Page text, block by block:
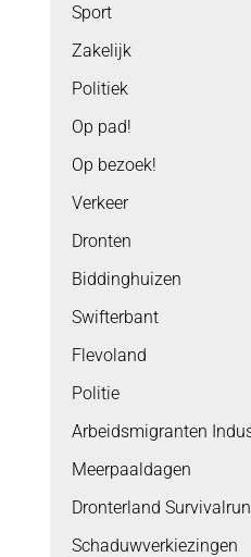
Sport
Zakelijk
Politiek
Op pad!
Op bezoek!
Verkeer
Dronten
Biddinghuizen
Swifterbant
Flevoland
Politie
Arbeidsmigranten
Meerpaaldagen
Dronterland Survivalrun
Schaduwverkiezingen